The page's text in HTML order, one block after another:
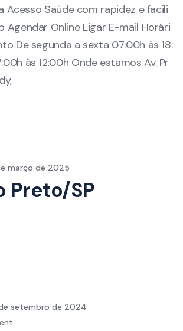
Acesso Saúde com rapidez e facili
Agendar Online Ligar E-mail Horári
De segunda a sexta 07:00h às 18:
às 12:00h Onde estamos Av. Pr
março de 2025
Preto/SP
setembro de 2024